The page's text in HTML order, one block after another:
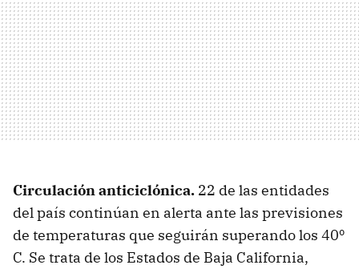
Circulación anticiclónica. 22 de las entidades
del país continúan en alerta ante las previsiones
de temperaturas que seguirán superando los 40º
C. Se trata de los Estados de Baja California,